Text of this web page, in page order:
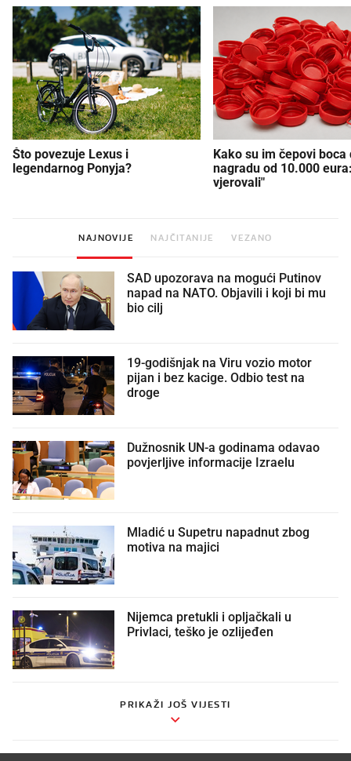
Što povezuje Lexus i
legendarnog Ponyja?
Kako su im čepovi boca
nagradu od 10.000
vjerovali"
NAJNOVIJE NAJČITANIJE VEZANO
SAD upozorava na mogući Putinov
napad na NATO. Objavili i koji bi mu
bio cilj
19-godišnjak na Viru vozio motor
pijan i bez kacige. Odbio test na
droge
Dužnosnik UN-a godinama odavao
povjerljive informacije Izraelu
Mladić u Supetru napadnut zbog
motiva na majici
Nijemca pretukli i opljačkali u
Privlaci, teško je ozlijeđen
PRIKAŽI JOŠ VIJESTI